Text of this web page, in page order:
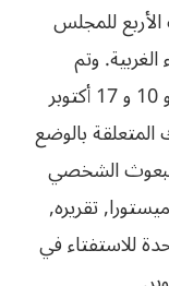
للمجلس
وتم
بالفعل تنظيم ثلاث جلسات عمل في 3 و 10 و 17 أكتوبر
بالوضع
الشخصي
تقريره,
للاستفتاء في